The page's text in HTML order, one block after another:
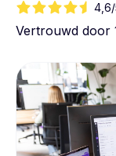
Vertrouwd door